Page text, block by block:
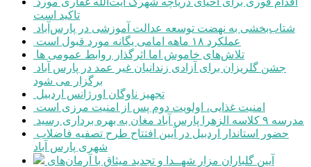
تاکید است
شتاب‌بخشی به نهضت توسعه عدالت آموزشی در پارس‌آباد
عملکرد ۱۸ ماهه امامی یگانه مورد قبول است
تلاش‌های خاموش اما اثرگذار روابط عمومی ها
برگزار می شود
تجهیز ناوگان اورژانس اردبیل
امنیت غذایی، اولویت دوم پس از امنیت مرزی است
مدرسه ۹ کلاسه الزهرا پارس آباد مغان به بهره برداری رسید
شهری پارس آباد